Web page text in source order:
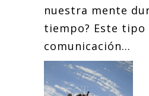
nuestra mente
tiempo? Este tipo
comunicación...